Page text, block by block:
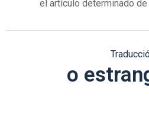
el artículo determinado de
o